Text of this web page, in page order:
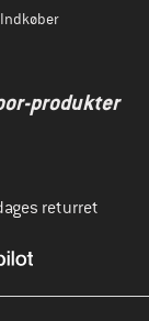
produkter
returret